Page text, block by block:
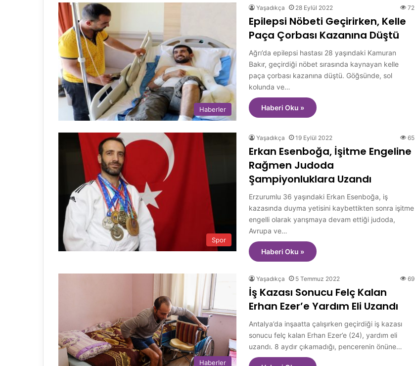
Haberler
Yaşadıkça 28 Eylül 2022 72
Epilepsi Nöbeti Geçirirken, Kelle
Paça Çorbası Kazanına Düştü
Ağrı’da epilepsi hastası 28 yaşındaki Kamuran
Bakır, geçirdiği nöbet sırasında kaynayan kelle
paça çorbası kazanına düştü. Göğsünde, sol
kolunda ve…
Haberi Oku »
Spor
Yaşadıkça 19 Eylül 2022 65
Erkan Esenboğa, İşitme Engeline
Rağmen Judoda
Şampiyonluklara Uzandı
Erzurumlu 36 yaşındaki Erkan Esenboğa, iş
kazasında duyma yetisini kaybettikten sonra işitme
engelli olarak yarışmaya devam ettiği judoda,
Avrupa ve…
Haberi Oku »
Haberler
Yaşadıkça 5 Temmuz 2022 69
İş Kazası Sonucu Felç Kalan
Erhan Ezer’e Yardım Eli Uzandı
Antalya’da inşaatta çalışırken geçirdiği iş kazası
sonucu felç kalan Erhan Ezer’e (24), yardım eli
uzandı. 8 aydır çıkamadığı, pencerenin önüne…